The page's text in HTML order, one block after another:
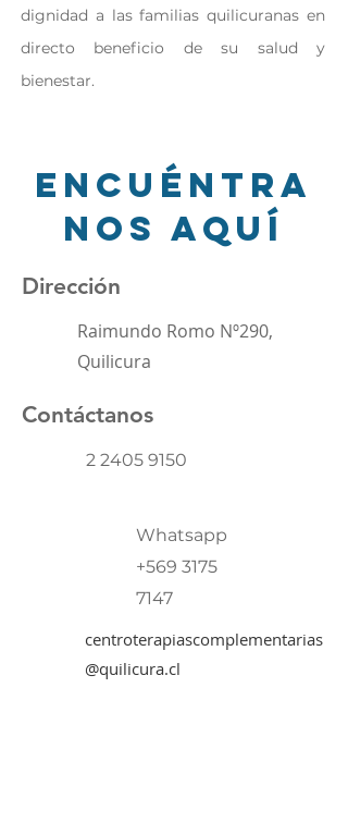
dignidad a las familias quilicuranas en
directo beneficio de su salud y
bienestar.
Encuéntra
nos aquí
Dirección
Raimundo Romo Nº290,
Quilicura
Contáctanos
2 2405 9150
Whatsapp
+569 3175
7147
centroterapiascomplementarias
@quilicura.cl